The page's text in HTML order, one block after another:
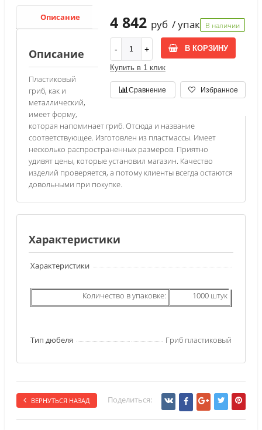
4 842 руб / упак В наличии
В КОРЗИНУ
Купить в 1 клик
Сравнение Избранное
Описание Характеристики
Описание
Пластиковый
гриб, как и
металлический,
имеет форму,
которая напоминает гриб. Отсюда и название
соответствующее. Изготовлен из пластмассы. Имеет
несколько распространенных размеров. Приятно
удивят цены, которые установил магазин. Качество
изделий проверяется, а потому клиенты всегда остаются
довольными при покупке.
Характеристики
Характеристики
Количество в упаковке: 1000 штук
Тип дюбеля Гриб пластиковый
ВЕРНУТЬСЯ НАЗАД Поделиться: